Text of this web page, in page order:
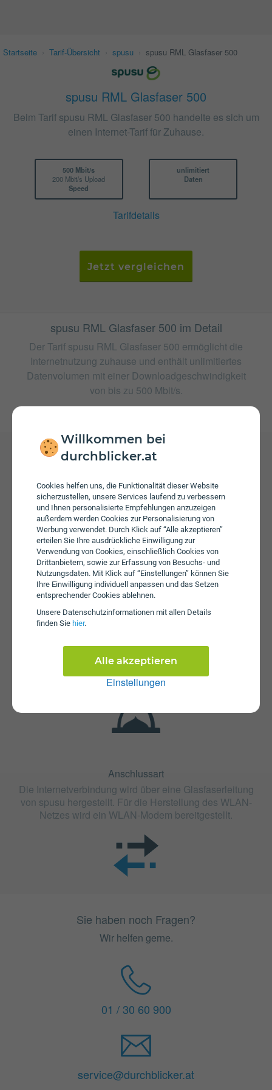
Willkommen bei
durchblicker.at
Cookies helfen uns, die Funktionalität dieser Website
sicherzustellen, unsere Services laufend zu verbessern
und Ihnen personalisierte Empfehlungen anzuzeigen
außerdem werden Cookies zur Personalisierung von
Werbung verwendet. Durch Klick auf “Alle akzeptieren”
erteilen Sie Ihre ausdrückliche Einwilligung zur
Verwendung von Cookies, einschließlich Cookies von
Drittanbietern, sowie zur Erfassung von Besuchs- und
Nutzungsdaten. Mit Klick auf “Einstellungen” können Sie
Ihre Einwilligung individuell anpassen und das Setzen
entsprechender Cookies ablehnen.
Unsere Daten­schutz­informationen mit allen Details
finden Sie hier.
Einstellungen
Alle akzeptieren
Startseite Tarif-Übersicht spusu spusu RML Glasfaser 500
spusu RML Glasfaser 500
Beim Tarif spusu RML Glasfaser 500 handelte es sich um
einen Internet-Tarif für Zuhause.
500 Mbit/s
200 Mbit/s Upload
Speed
unlimitiert
Daten
Tarifdetails
Jetzt vergleichen
spusu RML Glasfaser 500 im Detail
Der Tarif spusu RML Glasfaser 500 ermöglicht die
Internetnutzung zuhause und enthält unlimitiertes
Datenvolumen mit einer Downloadgeschwindigkeit
von bis zu 500 Mbit/s.
weitere Tarife von spusu
Beim Tarif spusu RML Glasfaser 500 fallen monatliche
Gebühren von € 49,90 an. Weiters fallen einmalige
Gebühren von bis zu € 360,00 an.
Fristen
24 Monate. Die Kündigungsfrist beträgt 1 Monat.
Anschlussart
Die Internetverbindung wird über eine Glasfaserleitung
von spusu hergestellt. Für die Herstellung des WLAN-
Netzes wird ein WLAN-Modem bereitgestellt.
Sie haben noch Fragen?
Wir helfen gerne.
01 / 30 60 900
service@durchblicker.at